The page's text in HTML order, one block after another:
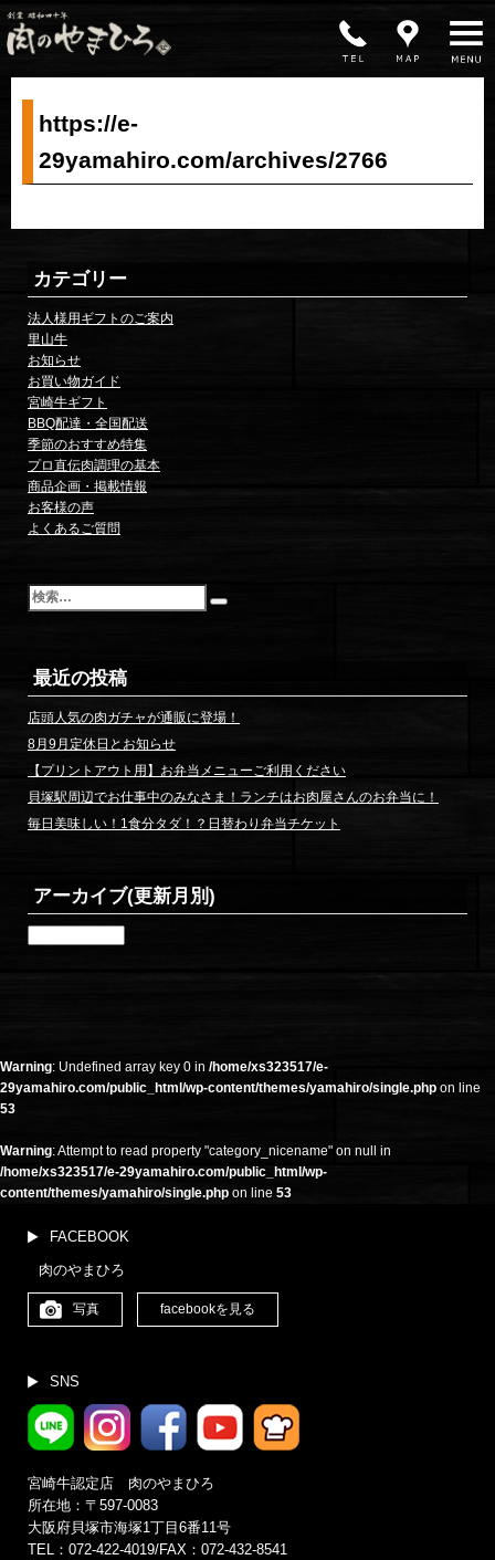
MENU
https://e-
29yamahiro.com/archives/2766
カテゴリー
法人様用ギフトのご案内
里山牛
お知らせ
お買い物ガイド
宮崎牛ギフト
BBQ配達・全国配送
季節のおすすめ特集
プロ直伝肉調理の基本
商品企画・掲載情報
お客様の声
よくあるご質問
最近の投稿
店頭人気の肉ガチャが通販に登場！
8月9月定休日とお知らせ
【プリントアウト用】お弁当メニューご利用ください
貝塚駅周辺でお仕事中のみなさま！ランチはお肉屋さんのお弁当に！
毎日美味しい！1食分タダ！？日替わり弁当チケット
アーカイブ(更新月別)
新
月
Warning: Undefined array key 0 in /home/xs323517/e-
29yamahiro.com/public_html/wp-content/themes/yamahiro/single.php on line
53
Warning: Attempt to read property "category_nicename" on null in
/home/xs323517/e-29yamahiro.com/public_html/wp-
content/themes/yamahiro/single.php on line 53
FACEBOOK
肉のやまひろ
写真 facebookを見る
SNS
宮崎牛認定店 肉のやまひろ
所在地：〒597-0083
大阪府貝塚市海塚1丁目6番11号
TEL：072-422-4019/FAX：072-432-8541